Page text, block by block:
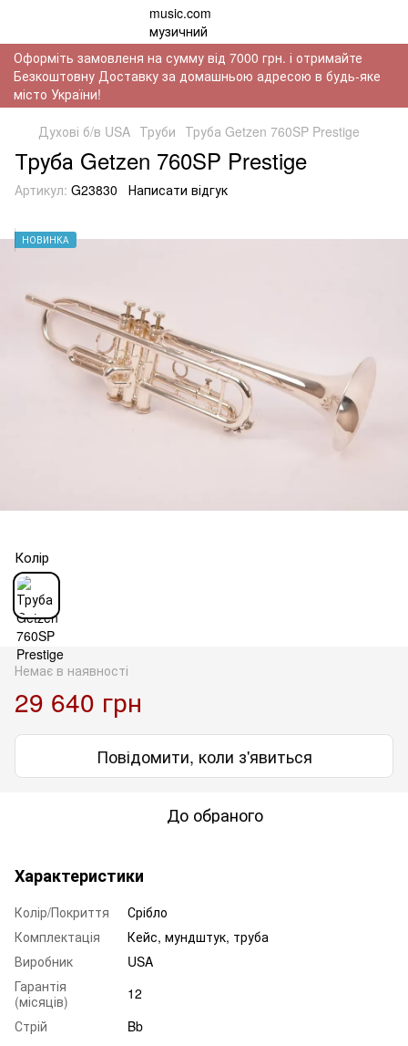
Оформіть замовленя на сумму від 7000 грн. і отримайте
Безкоштовну Доставку за домашньою адресою в будь-яке
місто України!
Духові б/в USA Труби Труба Getzen 760SP Prestige
Труба Getzen 760SP Prestige
Артикул: G23830 Написати відгук
НОВИНКА
Колір
Немає в наявності
29 640 грн
Повідомити, коли з'явиться
До обраного
Характеристики
Колір/Покриття
Срібло
Комплектація
Кейс, мундштук, труба
Виробник
USA
Гарантія
(місяців)
12
Стрій
Bb